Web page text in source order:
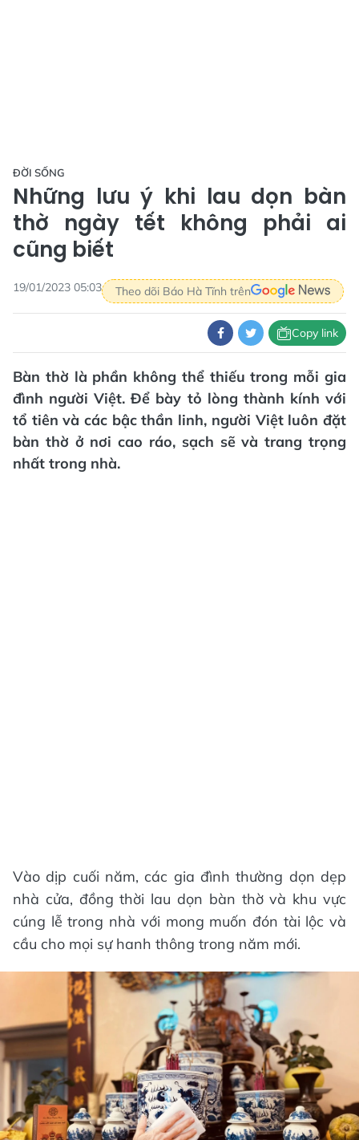
ĐỜI SỐNG
Những lưu ý khi lau dọn bàn
thờ ngày tết không phải ai
cũng biết
19/01/2023 05:03 Theo dõi Báo Hà Tĩnh trên
Copy link
Bàn thờ là phần không thể thiếu trong mỗi gia
đình người Việt. Để bày tỏ lòng thành kính với
tổ tiên và các bậc thần linh, người Việt luôn đặt
bàn thờ ở nơi cao ráo, sạch sẽ và trang trọng
nhất trong nhà.
Vào dịp cuối năm, các gia đình thường dọn dẹp
nhà cửa, đồng thời lau dọn bàn thờ và khu vực
cúng lễ trong nhà với mong muốn đón tài lộc và
cầu cho mọi sự hanh thông trong năm mới.